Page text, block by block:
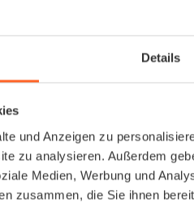
Details
und Anzeigen zu
zu analysieren. Außerdem
Medien, Werbung und
zusammen, die Sie ihnen